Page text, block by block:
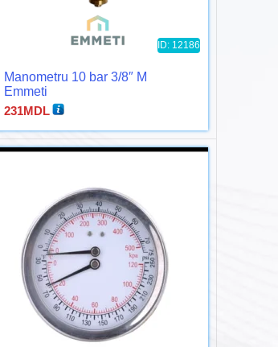
ID: 12186
Manometru 10 bar 3/8″ M
Emmeti
231MDL